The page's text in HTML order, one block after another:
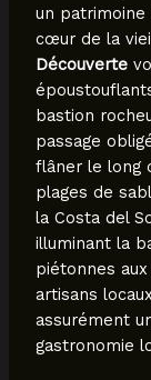
un
cœur de la
Découverte
bastion
passage
flâner le long
plages de
la Costa del
illuminant la
piétonnes
artisans
assurément
gastronomie